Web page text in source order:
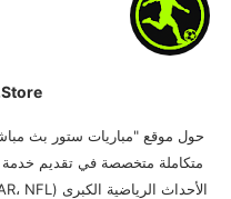
حول موقع "مباريات ستور بث
متكاملة متخصصة في تقديم خدمة